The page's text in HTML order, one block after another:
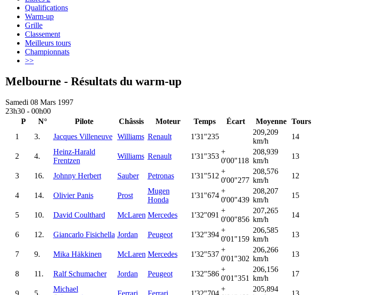
Qualifications
Warm-up
Grille
Classement
Meilleurs tours
Championnats
>>
Melbourne - Résultats du warm-up
Samedi 08 Mars 1997
23h30 - 00h00
P
N° Pilote Châssis Moteur Temps Écart Moyenne
Tours
1
3. Jacques Villeneuve Williams Renault 1'31"235
209,209
km/h
14
2 4.
Heinz-Harald
Frentzen
Williams Renault 1'31"353
+
0'00"118
208,939
km/h
13
3 16. Johnny Herbert Sauber Petronas 1'31"512
+
0'00"277
208,576
km/h
12
4 14. Olivier Panis Prost
Mugen
Honda
1'31"674
+
0'00"439
208,207
km/h
15
5 10. David Coulthard McLaren Mercedes 1'32"091
+
0'00"856
207,265
km/h
14
6 12. Giancarlo Fisichella Jordan Peugeot 1'32"394
+
0'01"159
206,585
km/h
13
7 9. Mika Häkkinen McLaren Mercedes 1'32"537
+
0'01"302
206,266
km/h
13
8 11. Ralf Schumacher Jordan Peugeot 1'32"586
+
0'01"351
206,156
km/h
17
9 5.
Michael
Ferrari Ferrari 1'32"704
+
205,894
13